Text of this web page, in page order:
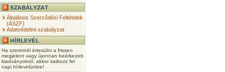
Általános Szerződési Feltételek
(ÁSZF)
Adatvédelmi szabályzat
Ha szeretnél értesülni a frissen
megjelent vagy újonnan beérkezett
kiadványokról, akkor iratkozz fel
napi hírlevelünkre!